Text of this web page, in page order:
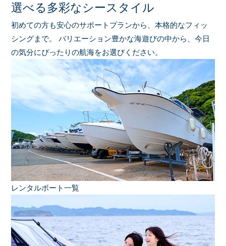
選べる多彩なシースタイル
初めての方も安心のサポートプランから、本格的なフィッ
シングまで。
バリエーション豊かな海遊びの中から、今日
の気分にぴったりの航海をお選びください。
レンタルボート一覧